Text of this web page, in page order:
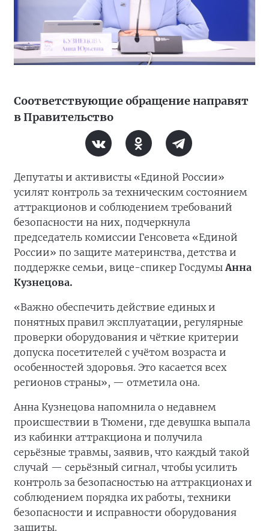
Соответствующие обращение направят
в Правительство
Депутаты и активисты «Единой России»
усилят контроль за техническим состоянием
аттракционов и соблюдением требований
безопасности на них, подчеркнула
председатель комиссии Генсовета «Единой
России» по защите материнства, детства и
поддержке семьи, вице-спикер ГосдумыАнна
Кузнецова.
«Важно обеспечить действие единых и
понятных правил эксплуатации, регулярные
проверки оборудования и чёткие критерии
допуска посетителей с учётом возраста и
особенностей здоровья. Это касается всех
регионов страны», — отметила она.
Анна Кузнецова напомнила о недавнем
происшествии в Тюмени, где девушка выпала
из кабинки аттракциона и получила
серьёзные травмы, заявив, что каждый такой
случай — серьёзный сигнал, чтобы усилить
контроль за безопасностью на аттракционах и
соблюдением порядка их работы, техники
безопасности и исправности оборудования
защиты.